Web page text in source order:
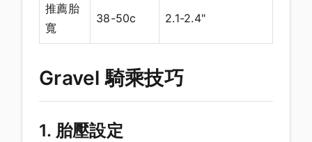
推薦胎
寬
38-50c 2.1-2.4"
Gravel 騎乘技巧
1. 胎壓設定